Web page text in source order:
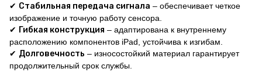
✔ Стабильная передача сигнала – обеспечивает четкое
изображение и точную работу сенсора.
✔ Гибкая конструкция – адаптирована к внутреннему
расположению компонентов iPad, устойчива к изгибам.
✔ Долговечность – износостойкий материал гарантирует
продолжительный срок службы.